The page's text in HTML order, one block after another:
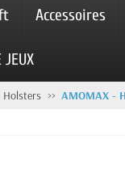
Accessoires
JEUX
Holsters AMOMAX -